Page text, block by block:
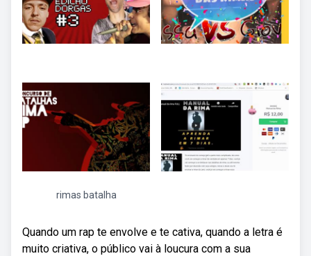
rimas batalha
Quando um rap te envolve e te cativa, quando a letra é
muito criativa, o público vai à loucura com a sua